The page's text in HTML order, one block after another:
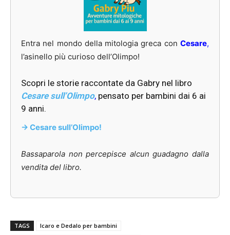
Entra nel mondo della mitologia greca con Cesare,
l’asinello più curioso dell’Olimpo!
Scopri le storie raccontate da Gabry nel libro
Cesare sull’Olimpo, pensato per bambini dai 6 ai
9 anni.
-> Cesare sull’Olimpo!
Bassaparola non percepisce alcun guadagno dalla
vendita del libro.
TAGS
Icaro e Dedalo per bambini